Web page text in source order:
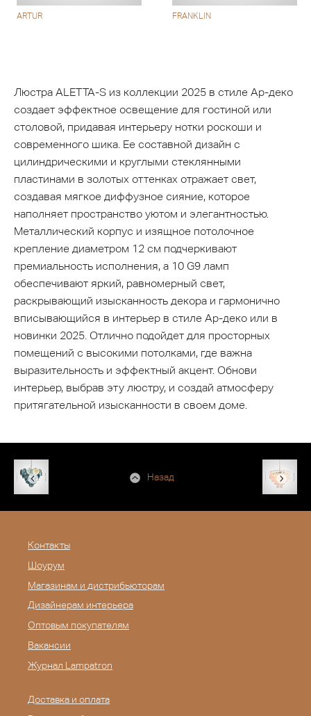
ARTUR FRANKLIN
Люстра ALETTA-S из коллекции 2025 в стиле Ар-деко
создает эффектное освещение для гостиной или
столовой, придавая интерьеру нотки роскоши и
современного шика. Ее составной дизайн с
цилиндрическими и круглыми стеклянными
пластинами в золотых оттенках отражает свет,
создавая мягкое диффузное сияние, которое
наполняет пространство уютом и элегантностью.
Металлический корпус и изящное потолочное
крепление диаметром 12 см подчеркивают
премиальность исполнения, а 10 G9 ламп
обеспечивают яркий, равномерный свет,
раскрывающий изысканность декора и гармонично
вписывающийся в интерьер в стиле Ар-деко или в
новинки 2025. Отлично подойдет для просторных
помещений с высокими потолками, где важна
выразительность и эффектный акцент. Обнови
интерьер, выбрав эту люстру, и создай атмосферу
притягательной изысканности в своем доме.
Назад
Контакты
Шоурум
Магазинам и дистрибьюторам
Дизайнерам интерьера
Оптовым покупателям
Вакансии
Журнал Lampatron
Доставка и оплата